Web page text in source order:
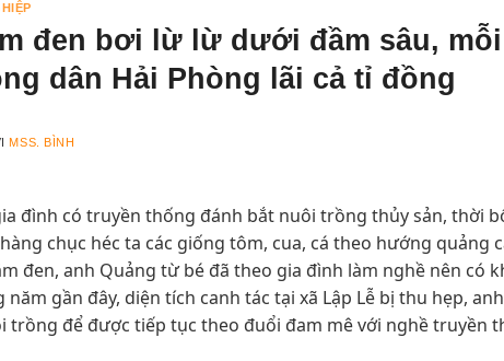
đen bơi lừ lừ dưới đầm sâu,
dân Hải Phòng lãi cả tỉ đồng
MSS. BÌNH
đình có truyền thống đánh bắt nuôi trồng thủy sản, thời
chục héc ta các giống tôm, cua, cá theo hướng quảng
đen, anh Quảng từ bé đã theo gia đình làm nghề nên có
năm gần đây, diện tích canh tác tại xã Lập Lễ bị thu hẹp,
trồng để được tiếp tục theo đuổi đam mê với nghề truyền